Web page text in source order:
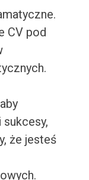
CV pod
że jesteś